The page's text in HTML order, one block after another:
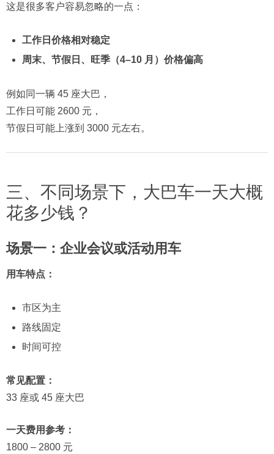
这是很多客户容易忽略的一点：
工作日价格相对稳定
周末、节假日、旺季（4–10 月）价格偏高
例如同一辆 45 座大巴，
工作日可能 2600 元，
节假日可能上涨到 3000 元左右。
三、不同场景下，大巴车一天大概
花多少钱？
场景一：企业会议或活动用车
用车特点：
市区为主
路线固定
时间可控
常见配置：
33 座或 45 座大巴
一天费用参考：
1800 – 2800 元